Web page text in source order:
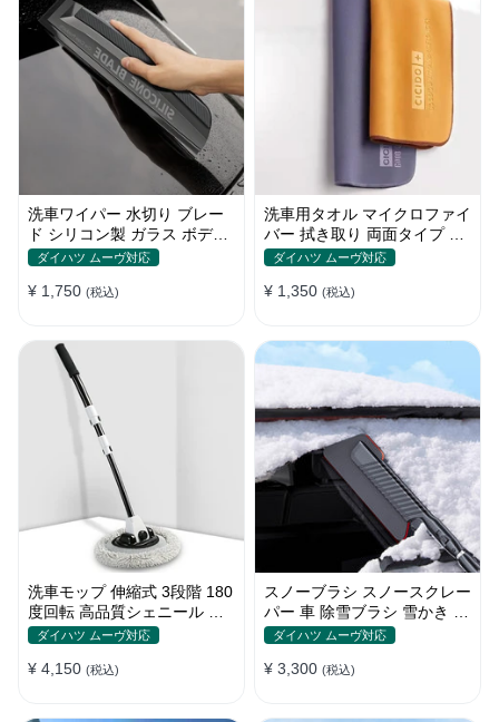
洗車ワイパー 水切り ブレー
ド シリコン製 ガラス ボディ
サイドミラー 家事用
ダイハツ ムーヴ対応
¥ 1,750 (税込)
洗車用タオル マイクロファイ
バー 拭き取り 両面タイプ 吸
水 速乾 2枚セット XS~ Lサイ
ダイハツ ムーヴ対応
¥ 1,350 (税込)
洗車モップ 伸縮式 3段階 180
度回転 高品質シェニール 傷
付け防止 車用ブラシ
ダイハツ ムーヴ対応
¥ 4,150 (税込)
スノーブラシ スノースクレー
パー 車 除雪ブラシ 雪かき 3
in 1 多機能 車用スノーブラシ
ダイハツ ムーヴ対応
¥ 3,300 (税込)